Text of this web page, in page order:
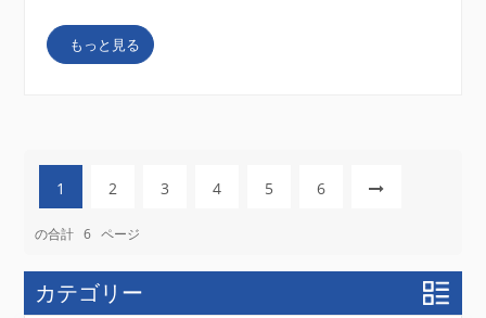
とによるものです。 この分野が成長するにつれて、
研究者は常磁性種、つまり不対電子を持つ原子、分
子、イオンのスペクトルを研究し始めました。彼ら
もっと見る
1 2 3 4 5 6
の合計 6 ページ
カテゴリー